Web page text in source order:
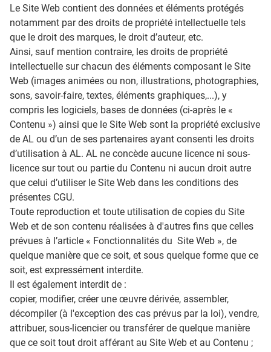
Le Site Web contient des données et éléments protégés
notamment par des droits de propriété intellectuelle tels
que le droit des marques, le droit d’auteur, etc.
Ainsi, sauf mention contraire, les droits de propriété
intellectuelle sur chacun des éléments composant le Site
Web (images animées ou non, illustrations, photographies,
sons, savoir-faire, textes, éléments graphiques,...), y
compris les logiciels, bases de données (ci-après le «
Contenu ») ainsi que le Site Web sont la propriété exclusive
de AL ou d’un de ses partenaires ayant consenti les droits
d’utilisation à AL. AL ne concède aucune licence ni sous-
licence sur tout ou partie du Contenu ni aucun droit autre
que celui d’utiliser le Site Web dans les conditions des
présentes CGU.
Toute reproduction et toute utilisation de copies du Site
Web et de son contenu réalisées à d'autres fins que celles
prévues à l’article « Fonctionnalités du Site Web », de
quelque manière que ce soit, et sous quelque forme que ce
soit, est expressément interdite.
Il est également interdit de :
copier, modifier, créer une œuvre dérivée, assembler,
décompiler (à l'exception des cas prévus par la loi), vendre,
attribuer, sous-licencier ou transférer de quelque manière
que ce soit tout droit afférant au Site Web et au Contenu ;